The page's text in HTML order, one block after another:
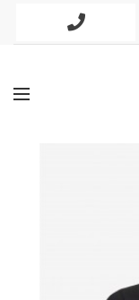
Phone